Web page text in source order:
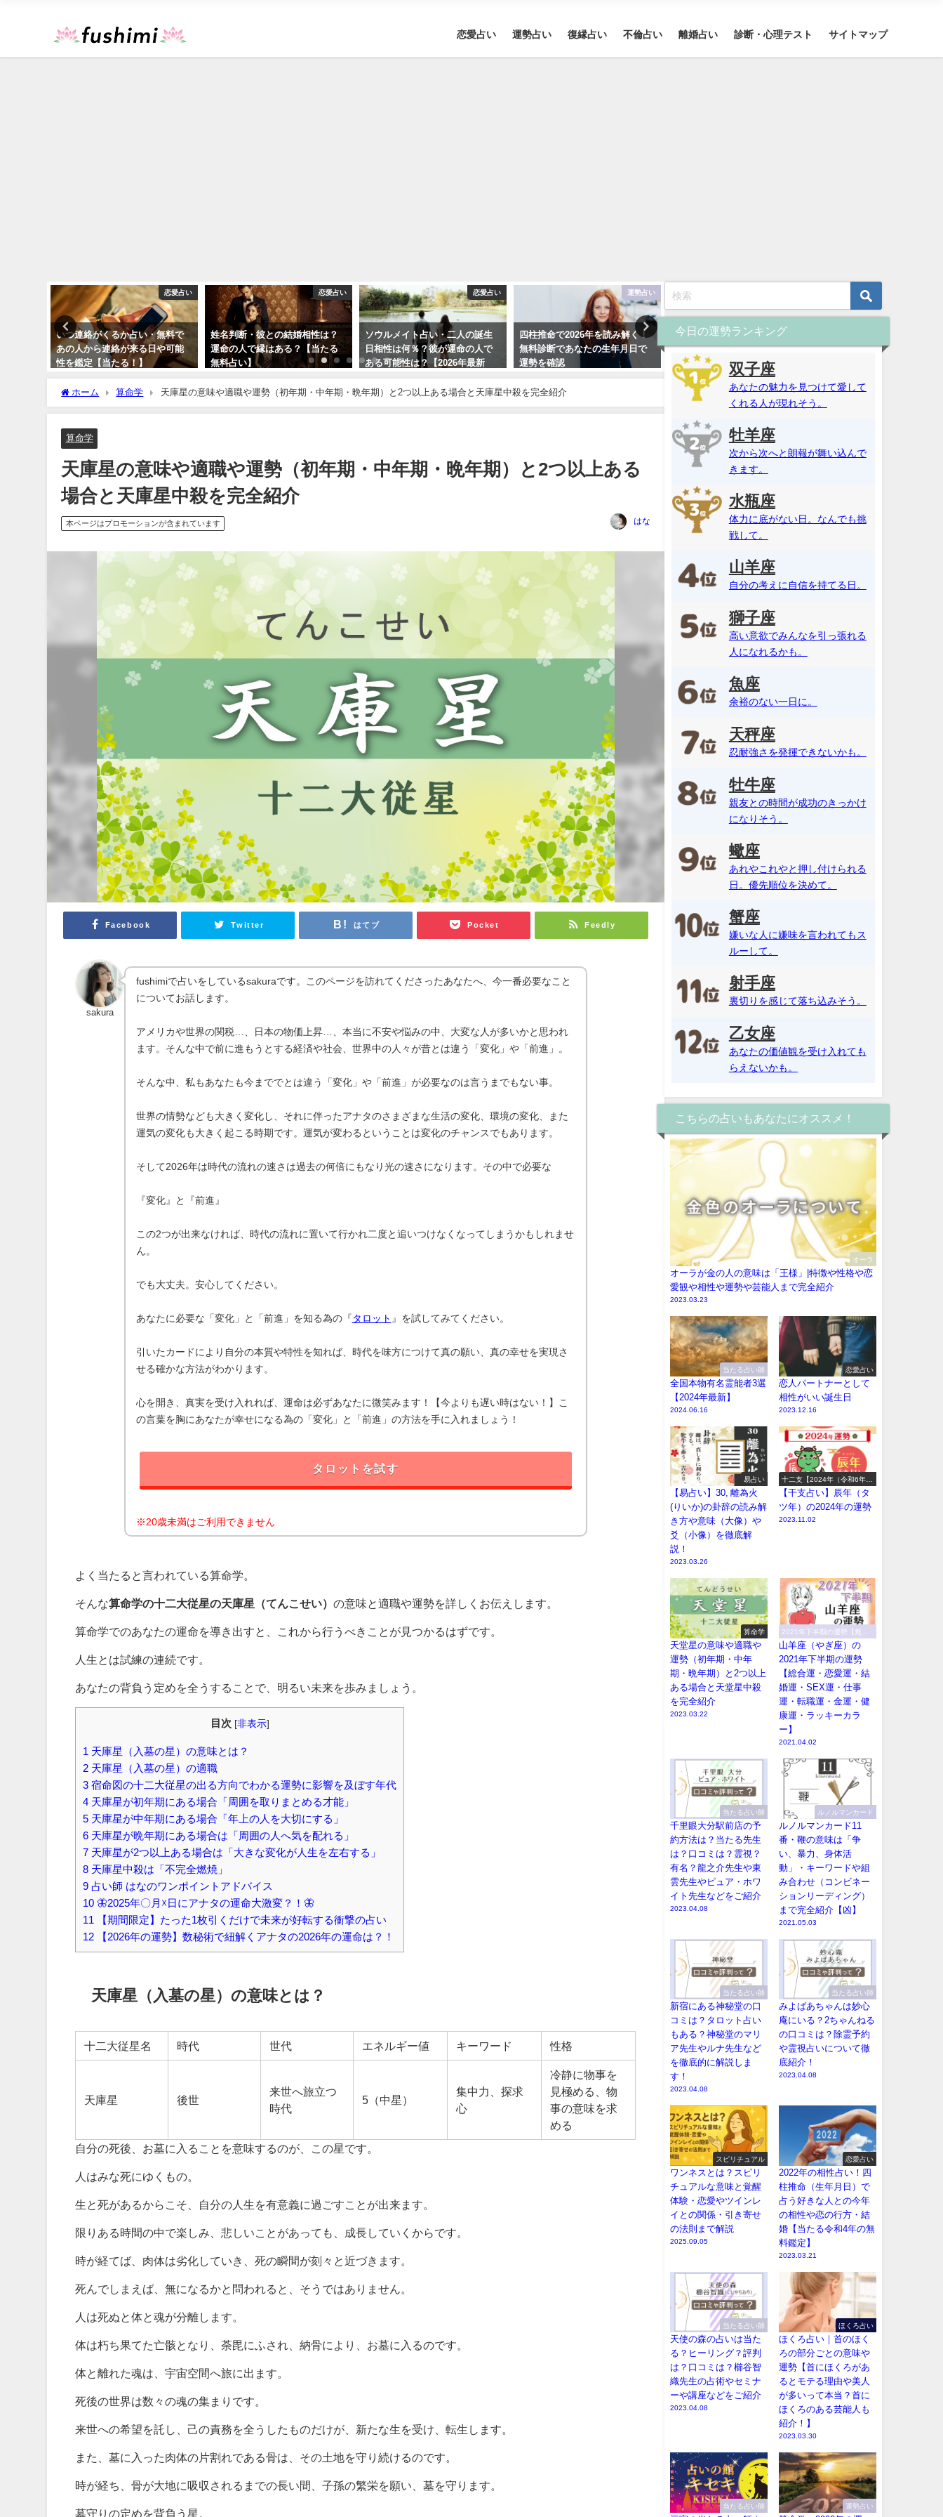
恋愛占い 運勢占い 復縁占い 不倫占い 離婚占い 診断・心理テスト サイトマップ
恋愛占い
いつ連絡がくるか占い・無料で
あの人から連絡が来る日や可能
性を鑑定【当たる！】
恋愛占い
姓名判断・彼との結婚相性は？
運命の人で縁はある？【当たる
無料占い】
恋愛占い
ソウルメイト占い・二人の誕生
日相性は何％？彼が運命の人で
ある可能性は？【2026年最新
版】
運勢占い
四柱推命で2026年を読み解く！
無料診断であなたの生年月日で
運勢を確認
名前占い・ひらがなで恋愛相性
パーセント診断！恋愛傾向や性
格を無料で姓名判断【当た
る！】
や仕事運などを無料鑑定（
鑑定（天中殺・十干）
ホーム 算命学 天庫星の意味や適職や運勢（初年期・中年期・晩年期）と2つ以上ある場合と天庫星中殺を完全紹介
算命学
天庫星の意味や適職や運勢（初年期・中年期・晩年期）と2つ以上ある
場合と天庫星中殺を完全紹介
本ページはプロモーションが含まれています はな
Facebook Twitter はてブ Pocket Feedly
sakura
fushimiで占いをしているsakuraです。このページを訪れてくださったあなたへ、今一番必要なこと
についてお話します。
アメリカや世界の関税…、日本の物価上昇…、本当に不安や悩みの中、大変な人が多いかと思われ
ます。そんな中で前に進もうとする経済や社会、世界中の人々が昔とは違う「変化」や「前進」。
そんな中、私もあなたも今まででとは違う「変化」や「前進」が必要なのは言うまでもない事。
世界の情勢なども大きく変化し、それに伴ったアナタのさまざまな生活の変化、環境の変化、また
運気の変化も大きく起こる時期です。運気が変わるということは変化のチャンスでもあります。
そして2026年は時代の流れの速さは過去の何倍にもなり光の速さになります。その中で必要な
『変化』と『前進』
この2つが出来なければ、時代の流れに置いて行かれ二度と追いつけなくなってしまうかもしれませ
ん。
でも大丈夫。安心してください。
あなたに必要な「変化」と「前進」を知る為の『 タロット 』を試してみてください。
引いたカードにより自分の本質や特性を知れば、時代を味方につけて真の願い、真の幸せを実現さ
せる確かな方法がわかります。
心を開き、真実を受け入れれば、運命は必ずあなたに微笑みます！【今よりも遅い時はない！】こ
の言葉を胸にあなたが幸せになる為の「変化」と「前進」の方法を手に入れましょう！
タロットを試す
※20歳未満はご利用できません
よく当たると言われている算命学。
そんな算命学の十二大従星の天庫星（てんこせい）の意味と適職や運勢を詳しくお伝えします。
算命学でのあなたの運命を導き出すと、これから行うべきことが見つかるはずです。
人生とは試練の連続です。
あなたの背負う定めを全うすることで、明るい未来を歩みましょう。
目次 [非表示]
1 天庫星（入墓の星）の意味とは？
2 天庫星（入墓の星）の適職
3 宿命図の十二大従星の出る方向でわかる運勢に影響を及ぼす年代
4 天庫星が初年期にある場合「周囲を取りまとめる才能」
5 天庫星が中年期にある場合「年上の人を大切にする」
6 天庫星が晩年期にある場合は「周囲の人へ気を配れる」
7 天庫星が2つ以上ある場合は「大きな変化が人生を左右する」
8 天庫星中殺は「不完全燃焼」
9 占い師 はなのワンポイントアドバイス
10 🦋2025年〇月☓日にアナタの運命大激変？！🦋
11
【期間限定】たった1枚引くだけで未来が好転する衝撃の占い
12 【2026年の運勢】数秘術で紐解くアナタの2026年の運命は？！
天庫星（入墓の星）の意味とは？
十二大従星名 時代 世代 エネルギー値 キーワード 性格
天庫星 後世
来世へ旅立つ
時代
5（中星）
集中力、探求
心
冷静に物事を
見極める、物
事の意味を求
める
自分の死後、お墓に入ることを意味するのが、この星です。
人はみな死にゆくもの。
生と死があるからこそ、自分の人生を有意義に過ごすことが出来ます。
限りある時間の中で楽しみ、悲しいことがあっても、成長していくからです。
時が経てば、肉体は劣化していき、死の瞬間が刻々と近づきます。
死んでしまえば、無になるかと問われると、そうではありません。
人は死ぬと体と魂が分離します。
体は朽ち果てた亡骸となり、荼毘にふされ、納骨により、お墓に入るのです。
体と離れた魂は、宇宙空間へ旅に出ます。
死後の世界は数々の魂の集まりです。
来世への希望を託し、己の責務を全うしたものだけが、新たな生を受け、転生します。
また、墓に入った肉体の片割れである骨は、その土地を守り続けるのです。
時が経ち、骨が大地に吸収されるまでの長い間、子孫の繁栄を願い、墓を守ります。
墓守りの定めを背負う星。
今日の運勢ランキング
双子座
あなたの魅力を見つけて愛して
くれる人が現れそう。
牡羊座
次から次へと朗報が舞い込んで
きます。
水瓶座
体力に底がない日。なんでも挑
戦して。
山羊座
自分の考えに自信を持てる日。
獅子座
高い意欲でみんなを引っ張れる
人になれるかも。
魚座
余裕のない一日に。
天秤座
忍耐強さを発揮できないかも。
牡牛座
親友との時間が成功のきっかけ
になりそう。
蠍座
あれやこれやと押し付けられる
日。優先順位を決めて。
蟹座
嫌いな人に嫌味を言われてもス
ルーして。
射手座
裏切りを感じて落ち込みそう。
乙女座
あなたの価値観を受け入れても
らえないかも。
こちらの占いもあなたにオススメ！
オーラ
オーラが金の人の意味は「王様」|特徴や性格や恋
愛観や相性や運勢や芸能人まで完全紹介
2023.03.23
当たる占い師
全国本物有名霊能者3選
【2024年最新】
2024.06.16
恋愛占い
恋人パートナーとして
相性がいい誕生日
2023.12.16
易占い
【易占い】30, 離為火
(りいか)の卦辞の読み解
き方や意味（大像）や
爻（小像）を徹底解
説！
2023.03.26
十二支【2024年（令和6年）
の運勢】
【干支占い】辰年（タ
ツ年）の2024年の運勢
2023.11.02
算命学
天堂星の意味や適職や
運勢（初年期・中年
期・晩年期）と2つ以上
ある場合と天堂星中殺
を完全紹介
2023.03.22
2021年下半期の運勢【無料
で恐ろしい程当たる！】
山羊座（やぎ座）の
2021年下半期の運勢
【総合運・恋愛運・結
婚運・SEX運・仕事
運・転職運・金運・健
康運・ラッキーカラ
ー】
2021.04.02
当たる占い師
千里眼大分駅前店の予
約方法は？当たる先生
は？口コミは？霊視？
有名？龍之介先生や東
雲先生やピュア・ホワ
イト先生などをご紹介
2023.04.08
ルノルマンカード
ルノルマンカード11
番・鞭の意味は「争
い、暴力、身体活
動」・キーワードや組
み合わせ（コンビネー
ションリーディング）
まで完全紹介【凶】
2021.05.03
当たる占い師
新宿にある神秘堂の口
コミは？タロット占い
もある？神秘堂のマリ
ア先生やルナ先生など
を徹底的に解説しま
す！
2023.04.08
当たる占い師
みよばあちゃんは妙心
庵にいる？2ちゃんねる
の口コミは？除霊予約
や霊視占いについて徹
底紹介！
2023.04.08
スピリチュアル
ワンネスとは？スピリ
チュアルな意味と覚醒
体験・恋愛やツインレ
イとの関係・引き寄せ
の法則まで解説
2025.09.05
恋愛占い
2022年の相性占い！四
柱推命（生年月日）で
占う好きな人との今年
の相性や恋の行方・結
婚【当たる令和4年の無
料鑑定】
2023.03.21
当たる占い師
天使の森の占いは当た
る？ヒーリング？評判
は？口コミは？櫛谷智
織先生の占術やセミナ
ーや講座などをご紹介
2023.04.08
ほくろ占い
ほくろ占い｜首のほく
ろの部分ごとの意味や
運勢【首にほくろがあ
るとモテる理由や美人
が多いって本当？首に
ほくろのある芸能人も
紹介！】
2023.03.30
当たる占い師 運勢占い